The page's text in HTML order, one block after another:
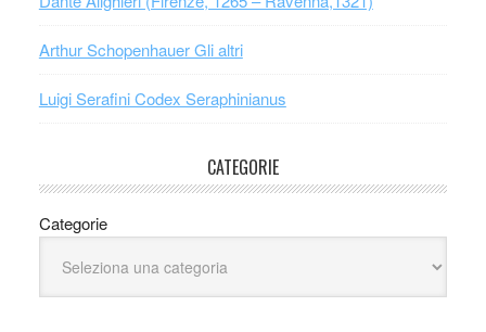
Arthur Schopenhauer Gli altri
Luigi Serafini Codex Seraphinianus
CATEGORIE
Categorie